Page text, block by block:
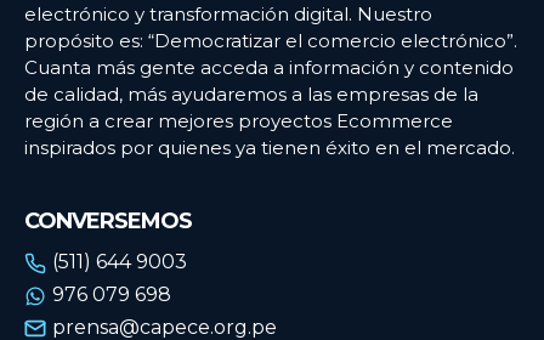
electrónico y transformación digital. Nuestro
propósito es: “Democratizar el comercio electrónico”.
Cuanta más gente acceda a información y contenido
de calidad, más ayudaremos a las empresas de la
región a crear mejores proyectos Ecommerce
inspirados por quienes ya tienen éxito en el mercado.
CONVERSEMOS
(511) 644 9003
976 079 698
prensa@capece.org.pe